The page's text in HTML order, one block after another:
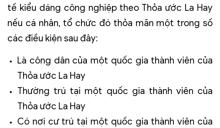
tế kiểu dáng công nghiệp theo Thỏa ước La Hay
nếu cá nhân, tổ chức đó thỏa mãn một trong số
các điều kiện sau đây:
Là công dân của một quốc gia thành viên của
Thỏa ước La Hay
Thường trú tại một quốc gia thành viên của
Thỏa ước La Hay
Có nơi cư trú tại một quốc gia thành viên của